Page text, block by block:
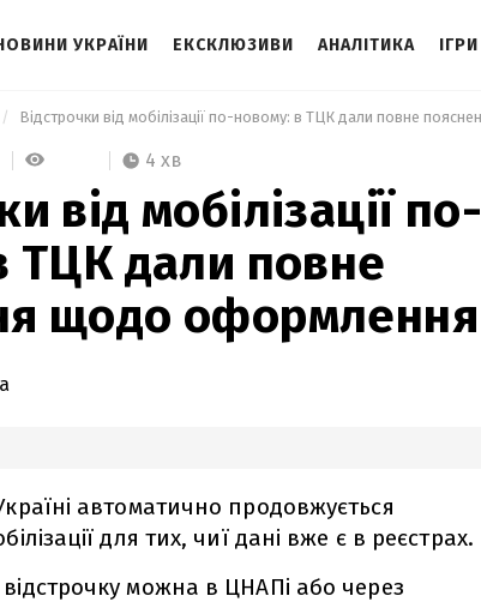
УКРАЇНИ ЕКСКЛЮЗИВИ АНАЛІТИКА ІГРИ
4 хв
від мобілізації по-
ТЦК дали повне
щодо оформлення
автоматично продовжується
для тих, чиї дані вже є в реєстрах.
можна в ЦНАПі або через